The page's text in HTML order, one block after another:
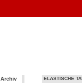
Archiv
ELASTISCHE